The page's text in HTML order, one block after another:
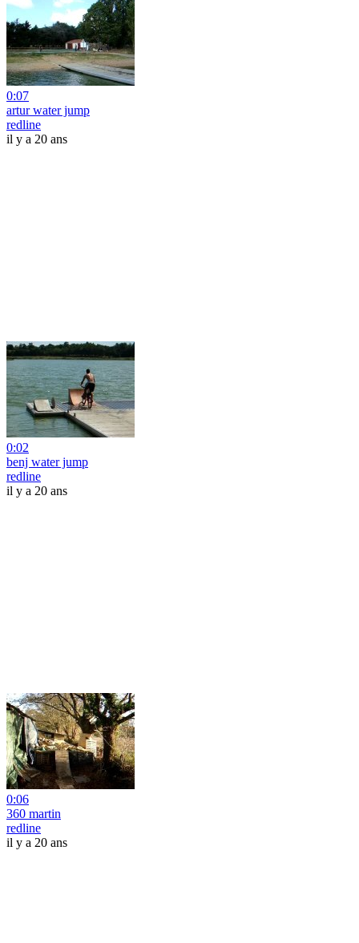
0:07
artur water jump
redline
il y a 20 ans
0:02
benj water jump
redline
il y a 20 ans
0:06
360 martin
redline
il y a 20 ans